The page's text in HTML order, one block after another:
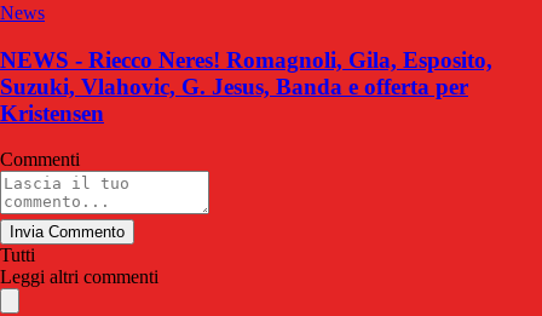
News
NEWS - Riecco Neres! Romagnoli, Gila, Esposito,
Suzuki, Vlahovic, G. Jesus, Banda e offerta per
Kristensen
Commenti
Invia Commento
Tutti
Leggi altri commenti